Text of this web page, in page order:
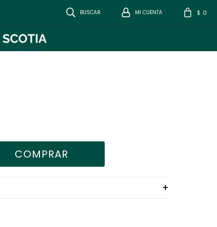
$ 0
COMPRAR